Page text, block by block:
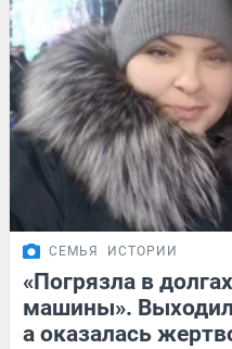
СЕМЬЯ ИСТОРИИ
«Погрязла в
машины».
а оказалась